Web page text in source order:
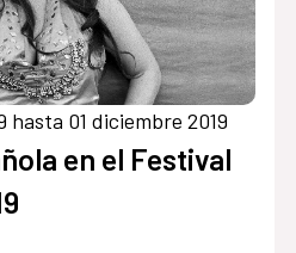
hasta 01 diciembre 2019
en el Festival